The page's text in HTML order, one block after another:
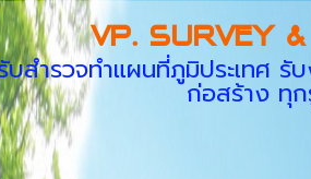
VP. SURVEY
บสำรวจทำแผนที่ภูมิประเทศ
ก่อสร้าง ทุ